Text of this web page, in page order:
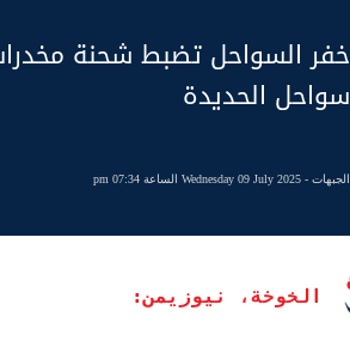
خفر السواحل تضبط شحنة
سواحل الحديدة
الجبهات- Wednesday 09 July 2025 الساعة 07:34 pm
الخوخة، نيوزيمن: